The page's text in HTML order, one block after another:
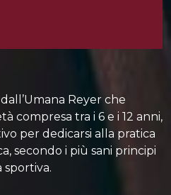
Reyer che
compresa tra i 6 e i 12 anni,
per dedicarsi alla pratica
secondo i più sani principi
sportiva.